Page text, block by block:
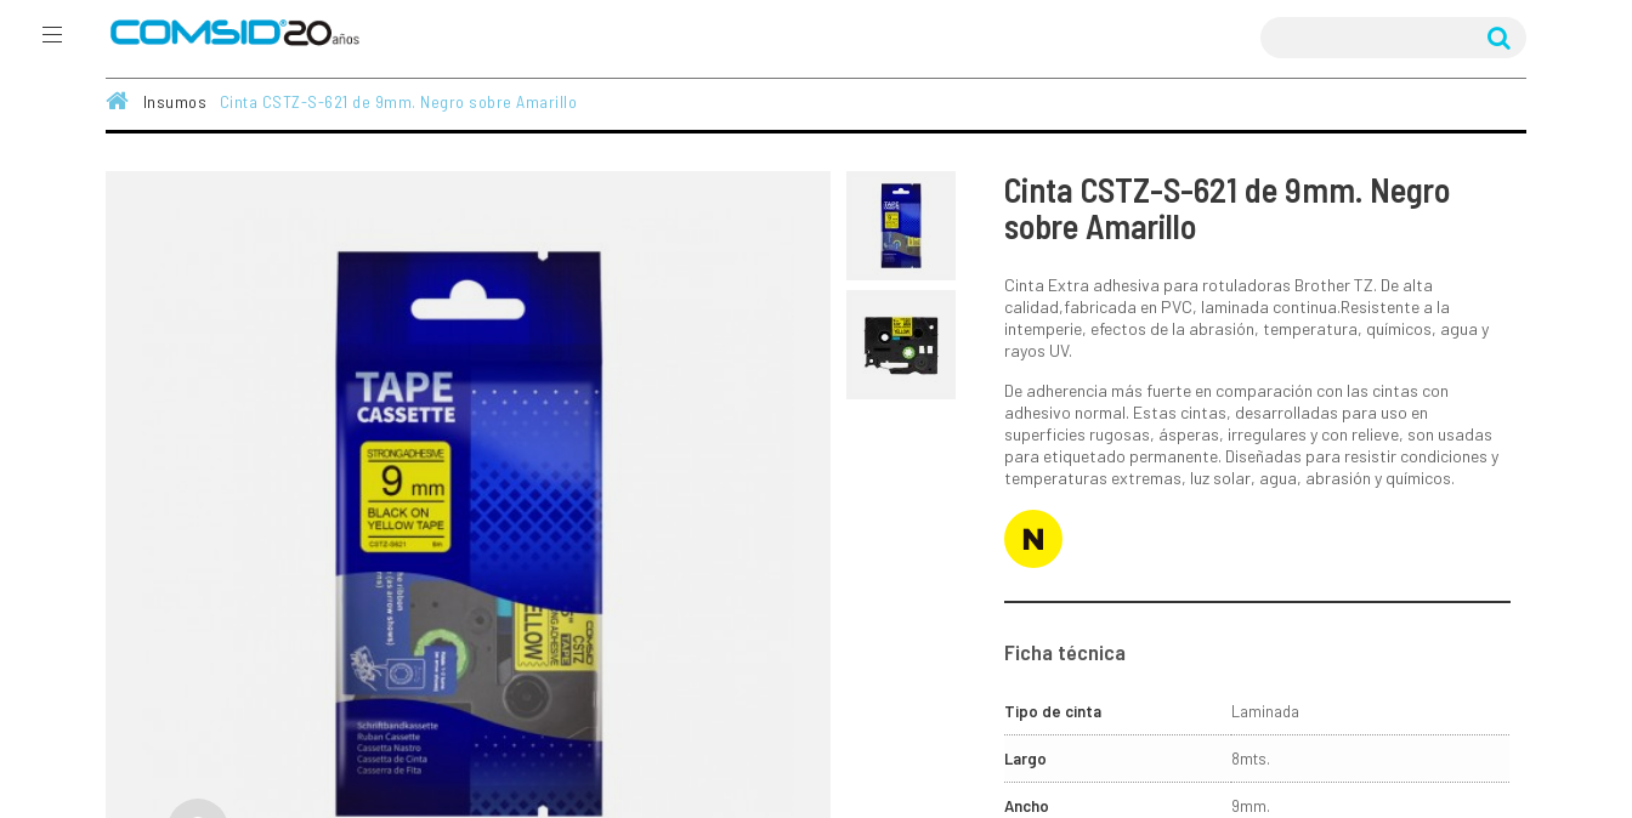
Insumos Cinta CSTZ-S-621 de 9mm. Negro sobre Amarillo
Cinta CSTZ-S-621 de 9mm. Negro
sobre Amarillo
Cinta Extra adhesiva para rotuladoras Brother TZ. De alta
calidad,fabricada en PVC, laminada continua.Resistente a la
intemperie, efectos de la abrasión, temperatura, químicos, agua y
rayos UV.
De adherencia más fuerte en comparación con las cintas con
adhesivo normal. Estas cintas, desarrolladas para uso en
superficies rugosas, ásperas, irregulares y con relieve, son usadas
para etiquetado permanente. Diseñadas para resistir condiciones y
temperaturas extremas, luz solar, agua, abrasión y químicos.
Ficha técnica
Tipo de cinta Laminada
Largo 8mts.
Ancho 9mm.